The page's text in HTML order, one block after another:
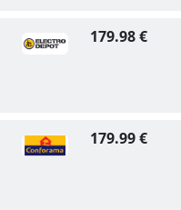
179.98 €
179.99 €